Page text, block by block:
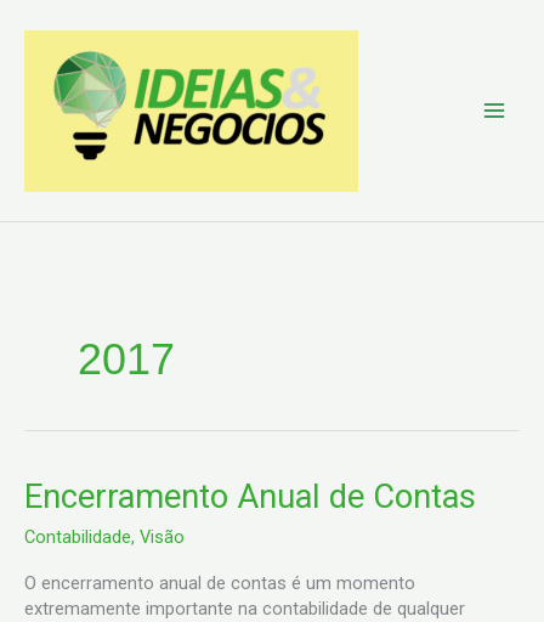
content
2017
Encerramento Anual de Contas
Contabilidade, Visão
O encerramento anual de contas é um momento
extremamente importante na contabilidade de qualquer
Encerramento
Anual
de